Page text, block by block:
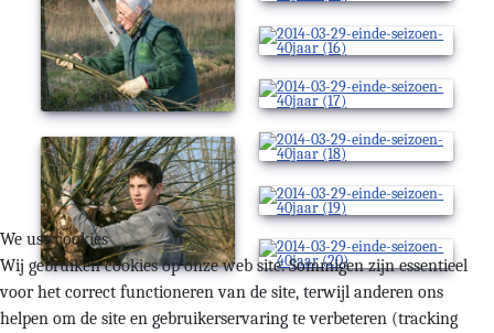
We use cookies
Wij gebruiken cookies op onze web site. Sommigen zijn essentieel
voor het correct functioneren van de site, terwijl anderen ons
helpen om de site en gebruikerservaring te verbeteren (tracking